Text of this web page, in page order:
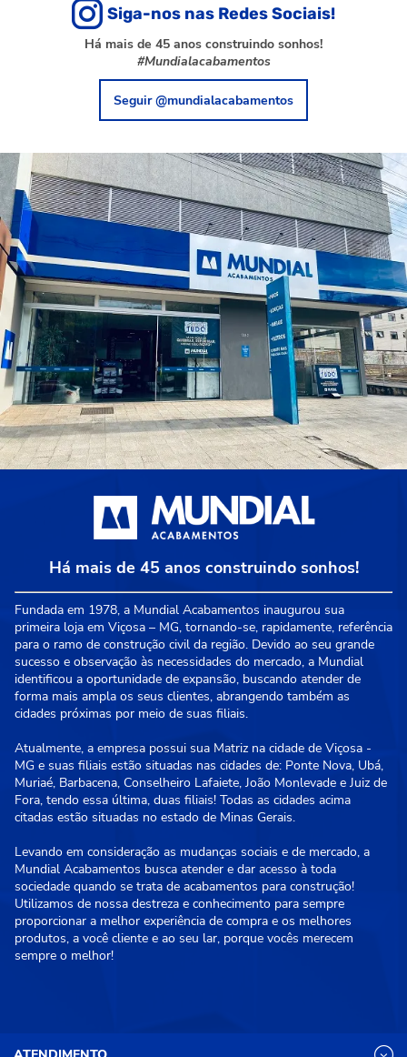
Siga-nos nas Redes Sociais!
Há mais de 45 anos construindo sonhos!
#Mundialacabamentos
Seguir @mundialacabamentos
Há mais de 45 anos construindo sonhos!
Fundada em 1978, a Mundial Acabamentos inaugurou sua
primeira loja em Viçosa – MG, tornando-se, rapidamente, referência
para o ramo de construção civil da região. Devido ao seu grande
sucesso e observação às necessidades do mercado, a Mundial
identificou a oportunidade de expansão, buscando atender de
forma mais ampla os seus clientes, abrangendo também as
cidades próximas por meio de suas filiais.
Atualmente, a empresa possui sua Matriz na cidade de Viçosa -
MG e suas filiais estão situadas nas cidades de: Ponte Nova, Ubá,
Muriaé, Barbacena, Conselheiro Lafaiete, João Monlevade e Juiz de
Fora, tendo essa última, duas filiais! Todas as cidades acima
citadas estão situadas no estado de Minas Gerais.
Levando em consideração as mudanças sociais e de mercado, a
Mundial Acabamentos busca atender e dar acesso à toda
sociedade quando se trata de acabamentos para construção!
Utilizamos de nossa destreza e conhecimento para sempre
proporcionar a melhor experiência de compra e os melhores
produtos, a você cliente e ao seu lar, porque vocês merecem
sempre o melhor!